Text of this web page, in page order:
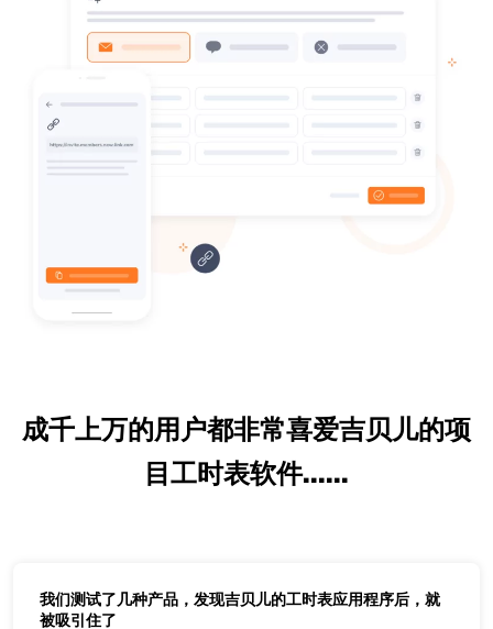
成千上万的用户都非常喜爱吉贝儿的项
目工时表软件......
我们测试了几种产品，发现吉贝儿的工时表应用程序后，就
被吸引住了